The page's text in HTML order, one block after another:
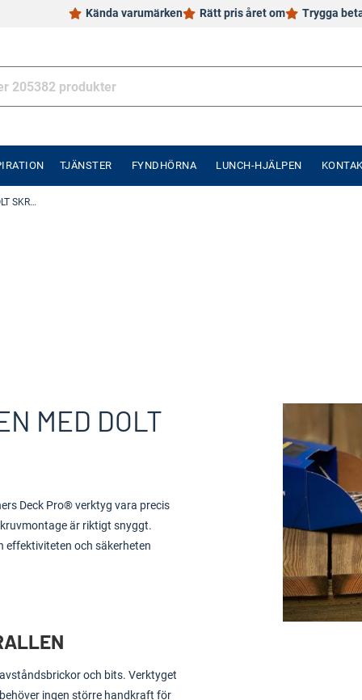
Kända varumärken Rätt pris året om Trygga
TJÄNSTER FYNDHÖRNA LUNCH-HJÄLPEN
LÄGG NY TRALL PÅ ALTANEN MED DOLT SKRUVMONTAGE!
MED DOLT
Deck Pro® verktyg vara precis
är riktigt snyggt.
effektiviteten och säkerheten
och bits. Verktyget
ingen större handkraft för